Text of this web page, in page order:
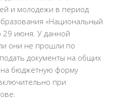
и молодежи в период
«Национальный
29 июня. У данной
они не прошли по
документы на общих
бюджетную форму
при